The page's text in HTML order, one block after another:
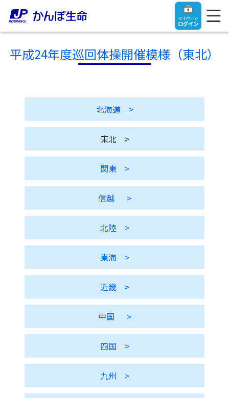
マイページ
ログイン
ご契約者さま
ご契約者さま
マイページログイン
入院保険金・手術保険金のご請求
きっかけ・できごとから探す
マイページでできること
保険をご検討中のお客さま
保険をご検討中のお客さま
終身保険
学資保険
お見積りシミュレーション
法人のお客さま
【まずはご相談ください】企業経営でお悩みの方はこ
法人のお客さま向け商品一覧
目的から探す
かんぽ生命の団体取扱い
お問い合わせ先
お役立ち情報
かんぽのLifeサポートナビ
医療
子育て
かんぽ生命について
かんぽ生命について
経営理念・経営戦略
財務情報
よくあるご質問
お問い合わせ
サステナビリティ
平成24年度巡回体操開催模様（東北）
北海道 >
東北 >
関東 >
信越 >
北陸 >
東海 >
近畿 >
中国 >
四国 >
九州 >